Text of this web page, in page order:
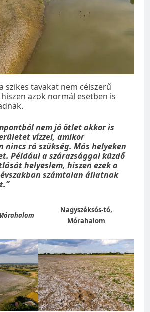
szikes tavakat nem célszerű
azok normál esetben is
nem jó ötlet akkor is
vízzel, amikor
nincs rá szükség. Más helyeken
Például a szárazsággal küzdő
helyeslem, hiszen ezek a
számtalan állatnak
Nagyszéksós-tó,
Mórahalom